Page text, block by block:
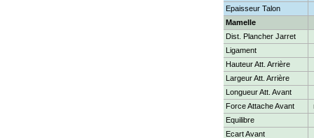
Epaisseur Talon
Mamelle
Dist. Plancher Jarret
Ligament
Hauteur Att. Arrière
Largeur Att. Arrière
Longueur Att. Avant
Force Attache Avant
Equilibre
Ecart Avant